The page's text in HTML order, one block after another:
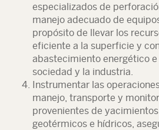
especializados de
manejo adecuado de
propósito de llevar los
eficiente a la superficie y
abastecimiento energético
sociedad y la industria.
Instrumentar las
manejo, transporte y
provenientes de
geotérmicos e hídricos,